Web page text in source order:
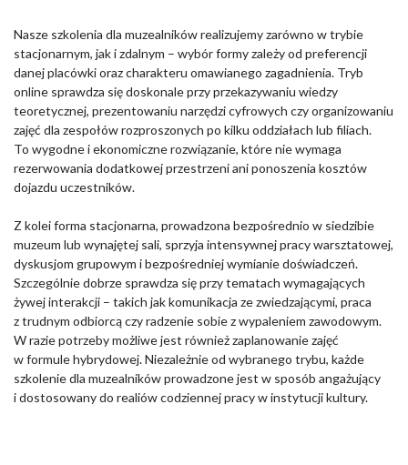
Nasze szkolenia dla muzealników realizujemy zarówno w trybie
stacjonarnym, jak i zdalnym – wybór formy zależy od preferencji
danej placówki oraz charakteru omawianego zagadnienia. Tryb
online sprawdza się doskonale przy przekazywaniu wiedzy
teoretycznej, prezentowaniu narzędzi cyfrowych czy organizowaniu
zajęć dla zespołów rozproszonych po kilku oddziałach lub filiach.
To wygodne i ekonomiczne rozwiązanie, które nie wymaga
rezerwowania dodatkowej przestrzeni ani ponoszenia kosztów
dojazdu uczestników.
Z kolei forma stacjonarna, prowadzona bezpośrednio w siedzibie
muzeum lub wynajętej sali, sprzyja intensywnej pracy warsztatowej,
dyskusjom grupowym i bezpośredniej wymianie doświadczeń.
Szczególnie dobrze sprawdza się przy tematach wymagających
żywej interakcji – takich jak komunikacja ze zwiedzającymi, praca
z trudnym odbiorcą czy radzenie sobie z wypaleniem zawodowym.
W razie potrzeby możliwe jest również zaplanowanie zajęć
w formule hybrydowej. Niezależnie od wybranego trybu, każde
szkolenie dla muzealników prowadzone jest w sposób angażujący
i dostosowany do realiów codziennej pracy w instytucji kultury.